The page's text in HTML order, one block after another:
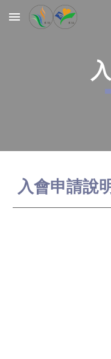
Skip to main content
入會申請說